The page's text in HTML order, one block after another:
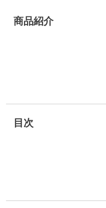
商品紹介
目次